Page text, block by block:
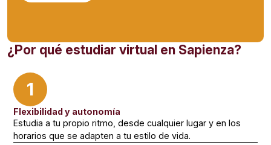
¿Por qué estudiar virtual en Sapienza?
1
Flexibilidad y autonomía
Estudia a tu propio ritmo, desde cualquier lugar y en los
horarios que se adapten a tu estilo de vida.